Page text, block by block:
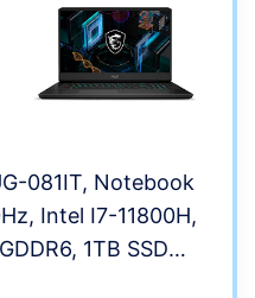
081IT, Notebook
Intel I7-11800H,
1TB SSD
DDR4, WiFi 6E,